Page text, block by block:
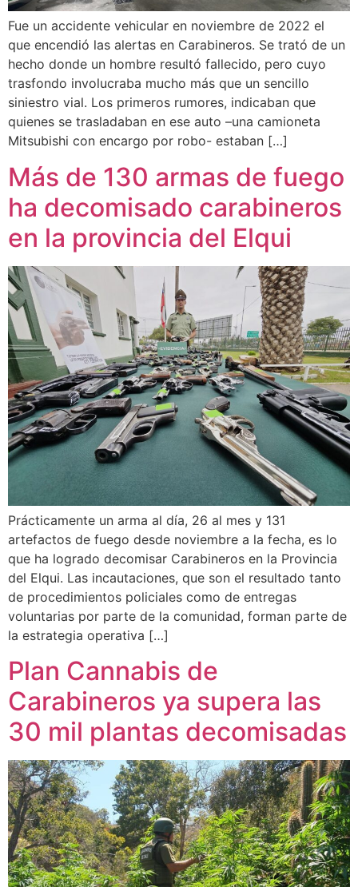
Fue un accidente vehicular en noviembre de 2022 el
que encendió las alertas en Carabineros. Se trató de un
hecho donde un hombre resultó fallecido, pero cuyo
trasfondo involucraba mucho más que un sencillo
siniestro vial. Los primeros rumores, indicaban que
quienes se trasladaban en ese auto –una camioneta
Mitsubishi con encargo por robo- estaban […]
Más de 130 armas de fuego
ha decomisado carabineros
en la provincia del Elqui
Prácticamente un arma al día, 26 al mes y 131
artefactos de fuego desde noviembre a la fecha, es lo
que ha logrado decomisar Carabineros en la Provincia
del Elqui. Las incautaciones, que son el resultado tanto
de procedimientos policiales como de entregas
voluntarias por parte de la comunidad, forman parte de
la estrategia operativa […]
Plan Cannabis de
Carabineros ya supera las
30 mil plantas decomisadas